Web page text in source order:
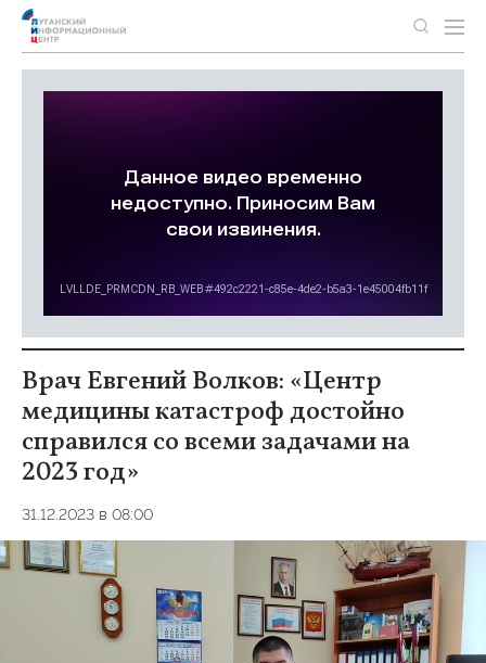
Врач Евгений Волков: «Центр
медицины катастроф достойно
справился со всеми задачами на
2023 год»
31.12.2023 в 08:00